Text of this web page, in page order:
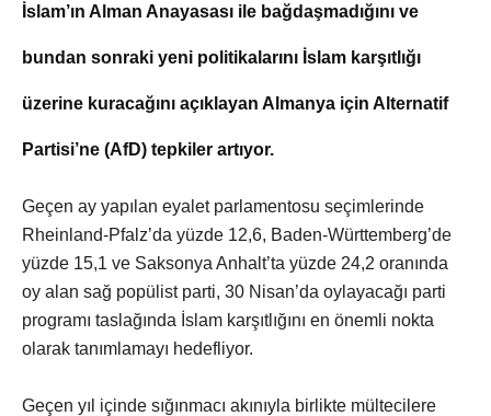
İslam’ın Alman Anayasası ile bağdaşmadığını ve
bundan sonraki yeni politikalarını İslam karşıtlığı
üzerine kuracağını açıklayan Almanya için Alternatif
Partisi’ne (AfD) tepkiler artıyor.
Geçen ay yapılan eyalet parlamentosu seçimlerinde
Rheinland-Pfalz’da yüzde 12,6, Baden-Württemberg’de
yüzde 15,1 ve Saksonya Anhalt’ta yüzde 24,2 oranında
oy alan sağ popülist parti, 30 Nisan’da oylayacağı parti
programı taslağında İslam karşıtlığını en önemli nokta
olarak tanımlamayı hedefliyor.
Geçen yıl içinde sığınmacı akınıyla birlikte mültecilere